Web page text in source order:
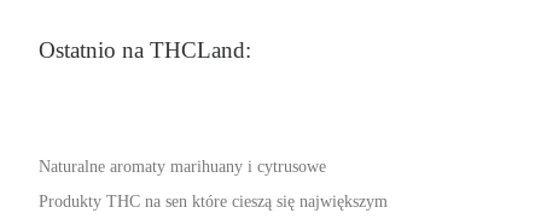
Ostatnio na THCLand:
Naturalne aromaty marihuany i cytrusowe
Produkty THC na sen które cieszą się największym